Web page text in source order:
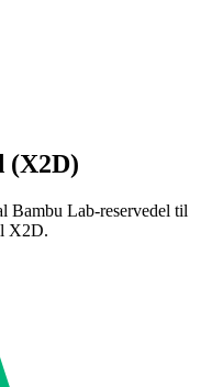
(X2D)
Lab-reservedel til
X2D.